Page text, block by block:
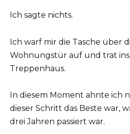
Ich sagte nichts.
Ich warf mir die Tasche über
Wohnungstür auf und trat
Treppenhaus.
In diesem Moment ahnte ich
dieser Schritt das Beste war,
drei Jahren passiert war.